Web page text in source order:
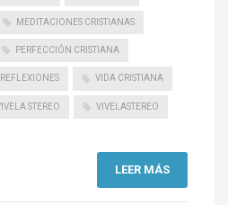
MEDITACIONES CRISTIANAS
PERFECCIÓN CRISTIANA
REFLEXIONES VIDA CRISTIANA
STEREO VIVELASTEREO
LEER MÁS